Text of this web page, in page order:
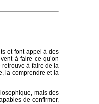
et font appel à des
à faire ce qu’on
retrouve à faire de la
la comprendre et la
mais des
de confirmer,